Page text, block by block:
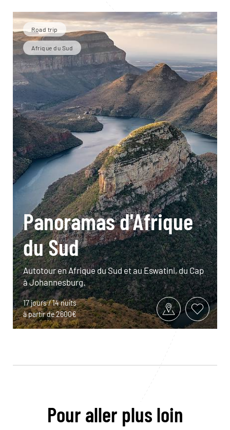
Road trip
Afrique du Sud
Panoramas d'Afrique
du Sud
Autotour en Afrique du Sud et au Eswatini, du Cap
à Johannesburg.
17 jours / 14 nuits
à partir de 2600€
Pour aller plus loin